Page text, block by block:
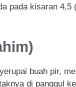
pada kisaran 4,5
buah pir,
di panggul